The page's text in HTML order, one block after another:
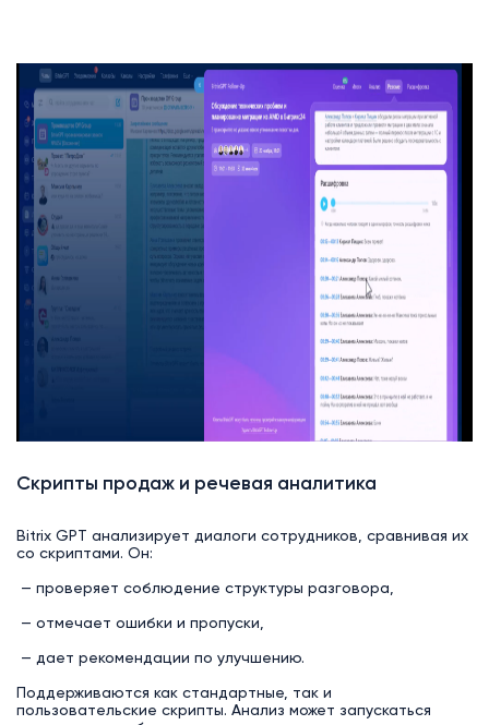
Скрипты продаж и речевая аналитика
Bitrix GPT анализирует диалоги сотрудников, сравнивая их
со скриптами. Он:
— проверяет соблюдение структуры разговора,
— отмечает ошибки и пропуски,
— дает рекомендации по улучшению.
Поддерживаются как стандартные, так и
пользовательские скрипты. Анализ может запускаться